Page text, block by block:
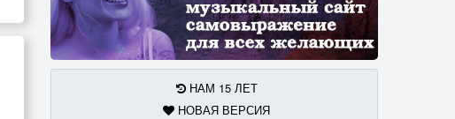
НАМ 15 ЛЕТ
НОВАЯ ВЕРСИЯ